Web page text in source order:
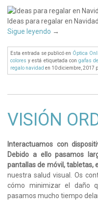
Ideas para regalar en
Sigue leyendo →
Esta entrada se publicó en Óptica
colores y está etiquetada congafas
regalo navidad en 10 diciembre, 2017
VISIÓN
Interactuamos con
Debido a ello pasamos
pantallas de móvil, tabletas,
nuestra salud visual. Os
cómo minimizar el daño
pasamos mucho tiempo